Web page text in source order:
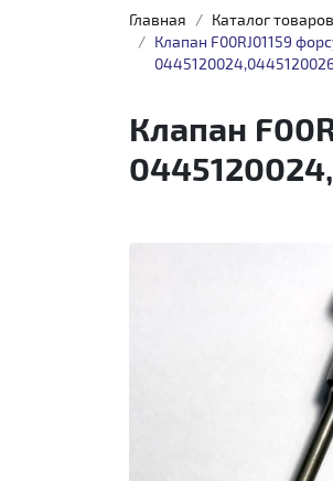
Главная Каталог товаров
Клапан F00RJ01159
Клапан